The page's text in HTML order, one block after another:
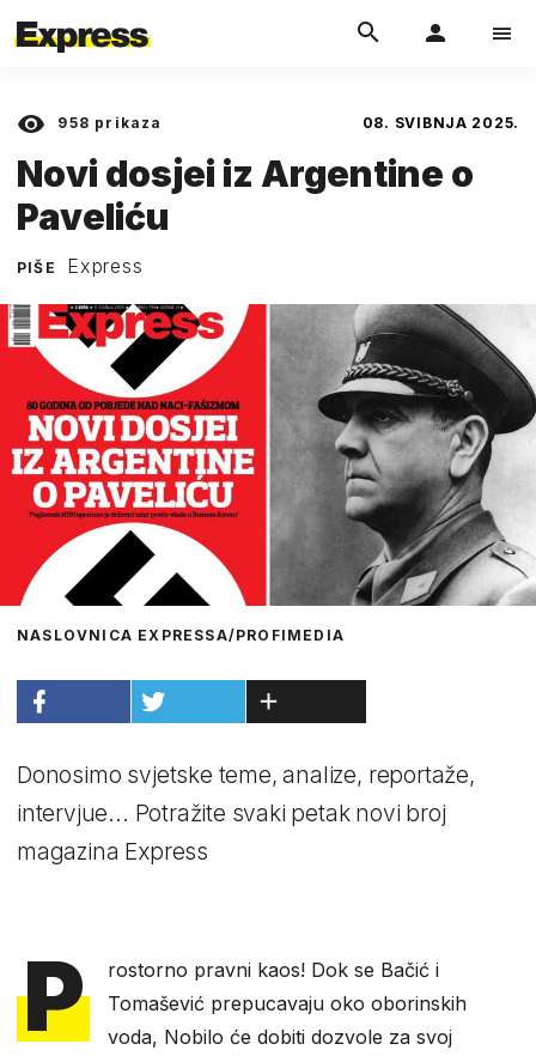
958 prikaza 08. SVIBNJA 2025.
Novi dosjei iz Argentine o
Paveliću
PIŠE Express
NASLOVNICA EXPRESSA/PROFIMEDIA
Donosimo svjetske teme, analize, reportaže,
intervjue... Potražite svaki petak novi broj
magazina Express
P
rostorno pravni kaos! Dok se Bačić i
Tomašević prepucavaju oko oborinskih
voda, Nobilo će dobiti dozvole za svoj